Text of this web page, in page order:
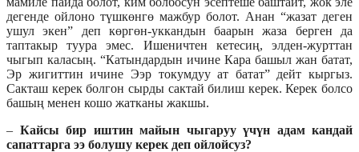
дегенде ойлоно түшкөнгө мажбур болот. Анан “жазат деген
ушул экен” деп көргөн-уккандын баарын жаза берген да
таптакыр туура эмес. Ишеничтен кетесиң, элден-журттан
чыгып каласың. “Катындардын ичине Кара башыл жан батат,
Эр жигиттин ичине Ээр токумдуу ат батат” дейт кыргыз.
Сакташ керек болгон сырды сактай билиш керек. Керек болсо
башың менен кошо жатканы жакшы.
– Кайсы бир иштин майын чыгаруу үчүн адам кандай
сапаттарга ээ болушу керек деп ойлойсуз?